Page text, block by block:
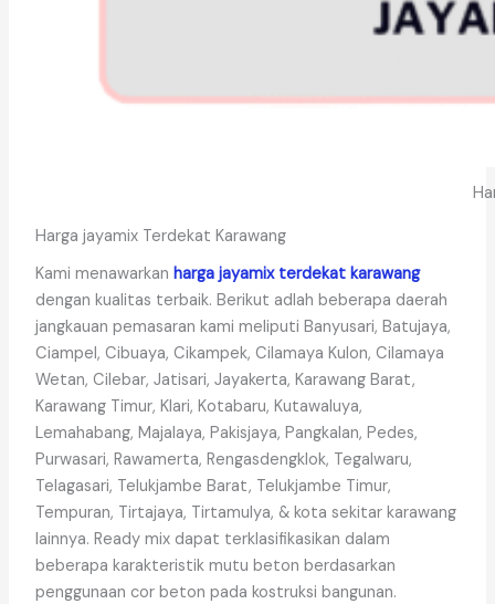
Harga jayamix Terdekat Karawang
Kami menawarkan harga jayamix terdekat karawang
dengan kualitas terbaik. Berikut adlah beberapa daerah
jangkauan pemasaran kami meliputi Banyusari, Batujaya,
Ciampel, Cibuaya, Cikampek, Cilamaya Kulon, Cilamaya
Wetan, Cilebar, Jatisari, Jayakerta, Karawang Barat,
Karawang Timur, Klari, Kotabaru, Kutawaluya,
Lemahabang, Majalaya, Pakisjaya, Pangkalan, Pedes,
Purwasari, Rawamerta, Rengasdengklok, Tegalwaru,
Telagasari, Telukjambe Barat, Telukjambe Timur,
Tempuran, Tirtajaya, Tirtamulya, & kota sekitar karawang
lainnya. Ready mix dapat terklasifikasikan dalam
beberapa karakteristik mutu beton berdasarkan
penggunaan cor beton pada kostruksi bangunan.